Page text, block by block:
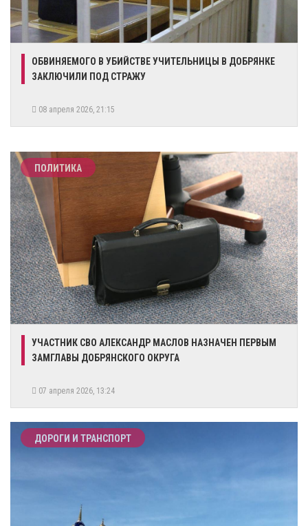
ОБВИНЯЕМОГО В УБИЙСТВЕ УЧИТЕЛЬНИЦЫ В ДОБРЯНКЕ
ЗАКЛЮЧИЛИ ПОД СТРАЖУ
08 апреля 2026, 21:15
ПОЛИТИКА
УЧАСТНИК СВО АЛЕКСАНДР МАСЛОВ НАЗНАЧЕН ПЕРВЫМ
ЗАМГЛАВЫ ДОБРЯНСКОГО ОКРУГА
07 апреля 2026, 13:24
ДОРОГИ И ТРАНСПОРТ